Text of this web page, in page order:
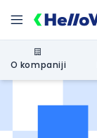
O kompaniji